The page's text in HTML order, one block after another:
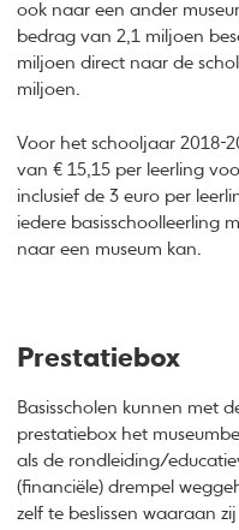
ook naar een ander
bedrag van 2,1 miljoen
miljoen direct naar de
miljoen.
Voor het schooljaar 2018-
van € 15,15 per leerling
inclusief de 3 euro per
iedere basisschoolleerling
naar een museum kan.
Prestatiebox
Basisscholen kunnen met
prestatiebox het
als de rondleiding/
(financiële) drempel
zelf te beslissen waaraan